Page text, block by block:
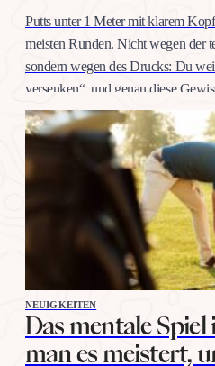
Putts unter 1 Meter mit klarem
meisten Runden. Nicht wegen der
sondern wegen des Drucks: Du
versenken“, und genau diese
gute Nachricht: Selbstvertrauen
wie jeden anderen Schlag, mit
Willenskraft. Warum…
NEUIGKEITEN
Das mentale
man es meistert,